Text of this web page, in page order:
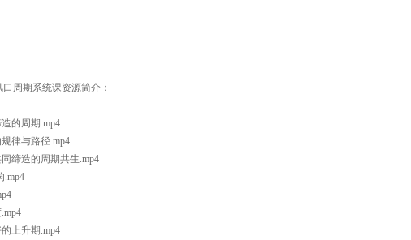
周期系统课资源简介：
的周期.mp4
律与路径.mp4
缔造的周期共生.mp4
.mp4
上升期.mp4